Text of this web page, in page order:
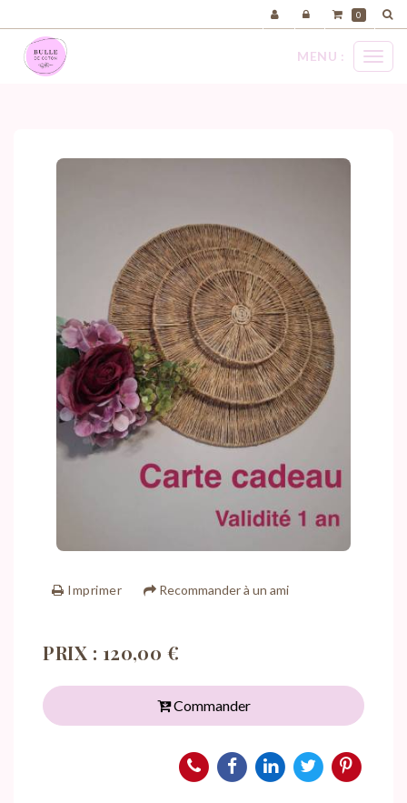
MENU :
Imprimer Recommander à un ami
PRIX : 120,00 €
Commander
0